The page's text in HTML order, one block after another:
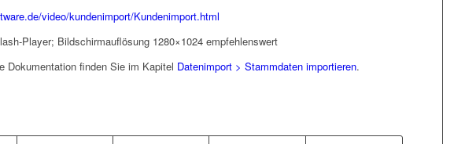
video/kundenimport/Kundenimport.html
Player; Bildschirmauflösung 1280×1024 empfehlenswert
Dokumentation finden Sie im Kapitel Datenimport > Stammdaten importieren.